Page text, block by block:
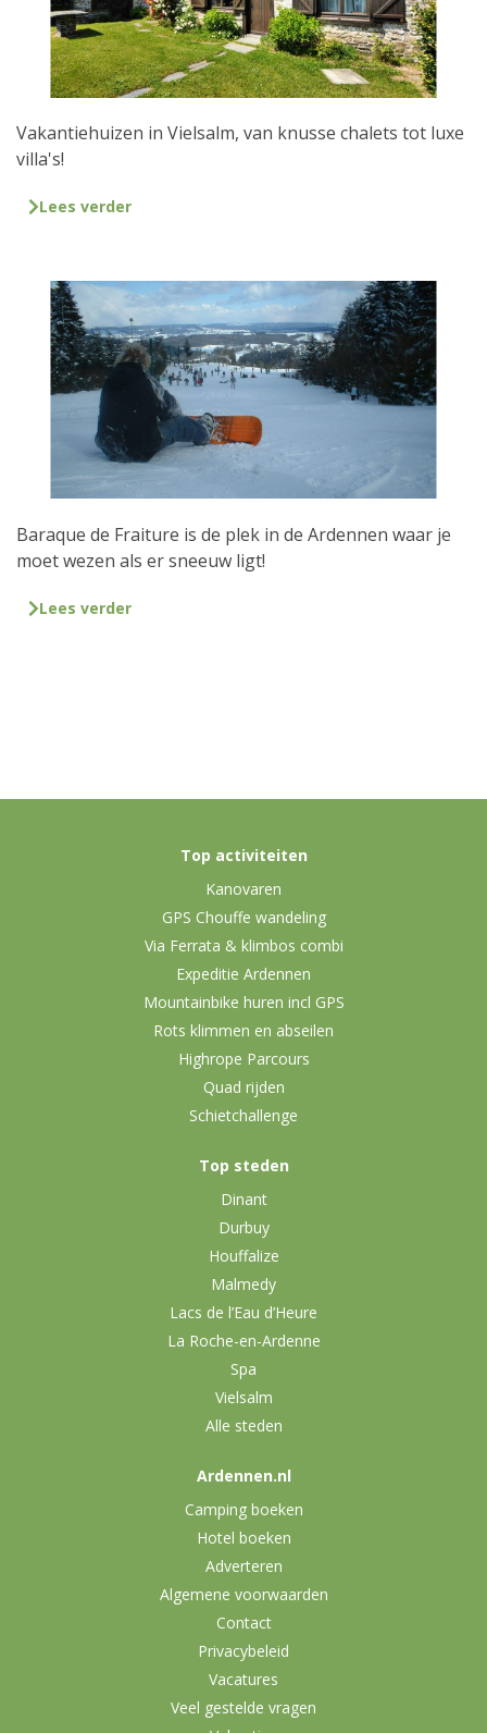
Vakantiehuizen in Vielsalm, van knusse chalets tot luxe
villa's!
Lees verder
Baraque de Fraiture is de plek in de Ardennen waar je
moet wezen als er sneeuw ligt!
Lees verder
Top activiteiten
Kanovaren
GPS Chouffe wandeling
Via Ferrata & klimbos combi
Expeditie Ardennen
Mountainbike huren incl GPS
Rots klimmen en abseilen
Highrope Parcours
Quad rijden
Schietchallenge
Top steden
Dinant
Durbuy
Houffalize
Malmedy
Lacs de l’Eau d’Heure
La Roche-en-Ardenne
Spa
Vielsalm
Alle steden
Ardennen.nl
Camping boeken
Hotel boeken
Adverteren
Algemene voorwaarden
Contact
Privacybeleid
Vacatures
Veel gestelde vragen